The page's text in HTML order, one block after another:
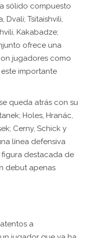
sólido compuesto
Dvali; Tsitaishvili,
Kakabadze;
ofrece una
jugadores como
importante
queda atrás con su
Holes, Hranác,
Cerny, Schick y
línea defensiva
destacada de
debut apenas
a